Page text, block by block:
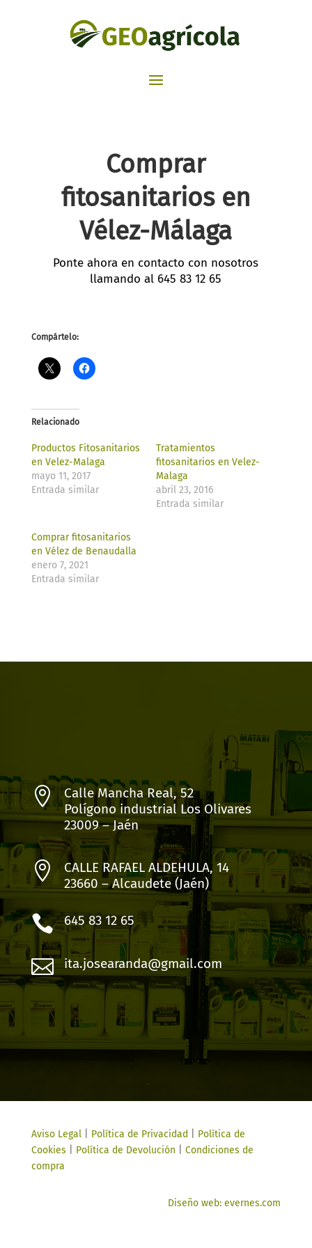
Comprar
fitosanitarios en
Vélez-Málaga
Ponte ahora en contacto con nosotros
llamando al 645 83 12 65
Compártelo:
Relacionado
Productos Fitosanitarios
en Velez-Malaga
mayo 11, 2017
Entrada similar
Tratamientos
fitosanitarios en Velez-
Malaga
abril 23, 2016
Entrada similar
Comprar fitosanitarios
en Vélez de Benaudalla
enero 7, 2021
Entrada similar

Calle Mancha Real, 52
Polígono industrial Los Olivares
23009 – Jaén

CALLE RAFAEL ALDEHULA, 14
23660 – Alcaudete (Jaén)
 645 83 12 65
 ita.josearanda@gmail.com
Aviso Legal| Política de Privacidad
Política de
Cookies
Política de Devolución
Condiciones de
compra
Diseño web: evernes.com